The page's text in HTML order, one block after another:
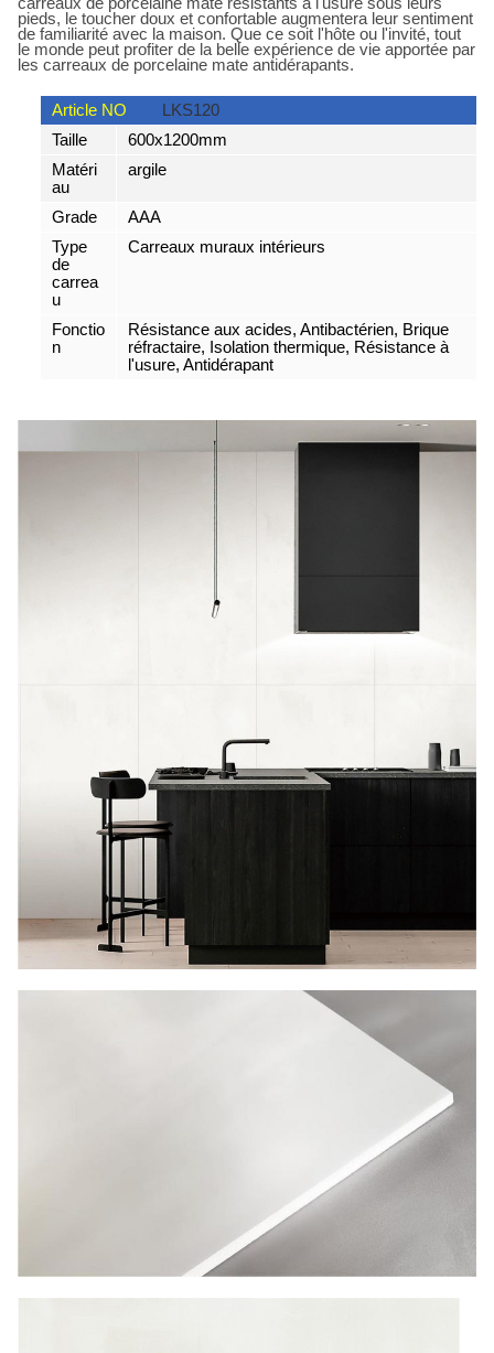
pieds, le toucher doux et confortable augmentera leur sentiment
de familiarité avec la maison. Que ce soit l'hôte ou l'invité, tout
le monde peut profiter de la belle expérience de vie apportée par
les carreaux de porcelaine mate antidérapants.
Article NO
LKS120
Taille
600x1200mm
Matéri
au
argile
Grade
AAA
Type
de
carrea
u
Carreaux muraux intérieurs
Fonctio
n
Résistance aux acides, Antibactérien, Brique
réfractaire, Isolation thermique, Résistance à
l'usure, Antidérapant